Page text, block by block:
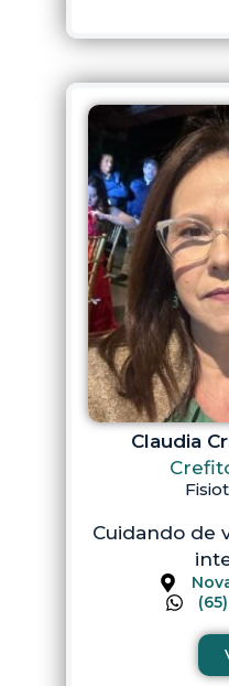
Claudia
Cuidando de